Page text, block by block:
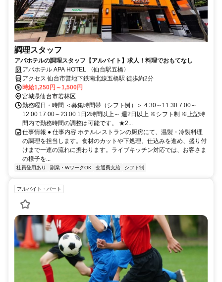
調理スタッフ
アパホテルの調理スタッフ【アルバイト】求人！料理でおもてなし
アパホテル APA HOTEL 〈仙台駅五橋〉
アクセス 仙台市営地下鉄南北線五橋駅 徒歩約2分
時給1,250円～1,500円
宮城県仙台市若林区
勤務曜日・時間 ＜募集時間帯（シフト例）＞ 4:30～11:30 7:00～
12:00 17:00～23:00 1日2時間以上～ 週2日以上 ※シフト制 ※上記時
間内で勤務時間の調整は可能です。 ★2...
仕事情報 ● 仕事内容 ホテルレストランの厨房にて、温製・冷製料理
の調理を担当します。食材のカットや下処理、仕込みを進め、盛り付
けまで一連の流れに携わります。ライブキッチン対応では、お客さま
の様子を...
社員登用あり 副業・WワークOK 交通費支給 シフト制
アルバイト・パート